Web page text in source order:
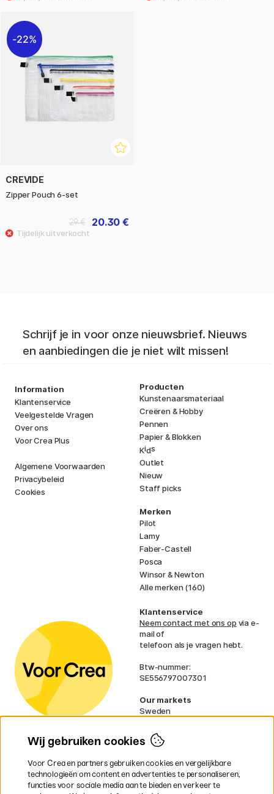
22%
CREVIDE
Zipper Pouch 6-set
20.30 €
29 €
Schrijf je in voor onze nieuwsbrief. Nieuws
en aanbiedingen die je niet wilt missen!
Information
Klantenservice
Veelgestelde Vragen
Over ons
Voor Crea Plus
Algemene Voorwaarden
Privacybeleid
Cookies
Producten
Kunstenaarsmateriaal
Creëren & Hobby
Pennen
Papier & Blokken
Kids
Outlet
Nieuw
Staff picks
Merken
Pilot
Lamy
Faber-Castell
Posca
Winsor & Newton
Alle merken (160)
Klantenservice
Neem contact met ons op via e-
mail of
telefoon als je vragen hebt.
Btw-nummer:
SE556797007301
Our markets
Sweden
Denmark
Finland
Ireland
Germany
UK
Wij gebruiken cookies
Voor Crea en partners gebruiken cookies en vergelijkbare
technologieën om content en advertenties te personaliseren,
functies voor sociale media aan te bieden en verkeer te